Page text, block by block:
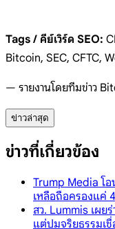
Tags / คีย์เวิร์ด SEO:
Bitcoin, SEC, CFTC,
— รายงานโดยทีมข่าว
ข่าวล่าสุด
ข่าวที่เกี่ยวข้อง
Trump Media โ
เหลือถือครองแค่
สว. Lummis เผย
แต่ปมจริยธรรมเ